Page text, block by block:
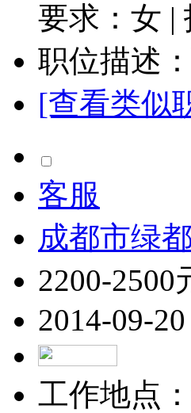
要求：女 |
职位描述
[查看类似
客服
成都市绿
2200-2500
2014-09-20
工作地点